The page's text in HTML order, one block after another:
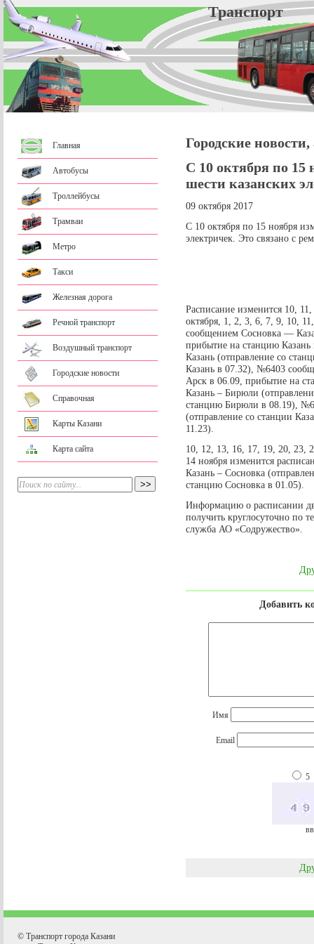
Главная
Автобусы
Троллейбусы
Трамваи
Метро
Такси
Железная дорога
Речной транспорт
Воздушный транспорт
Городские новости
Справочная
Карты Казани
Карта сайта
Городские
С 10 октября по 15
шести казанских
09 октября 2017
С 10 октября по 15 ноября
электричек. Это связано с
Расписание изменится 10,
октября, 1, 2, 3, 6, 7, 9, 10,
сообщением Сосновка —
прибытие на станцию
Казань (отправление со
Казань в 07.32), №6403
Арск в 06.09, прибытие на
Казань – Бирюли
станцию Бирюли в 08.19),
(отправление со станции
11.23).
10, 12, 13, 16, 17, 19, 20, 23,
14 ноября изменится
Казань – Сосновка
станцию Сосновка в 01.05).
Информацию о расписании
получить круглосуточно по
служба АО «Содружество».
Добавить
Имя
Email
5
© Транспорт города Казани